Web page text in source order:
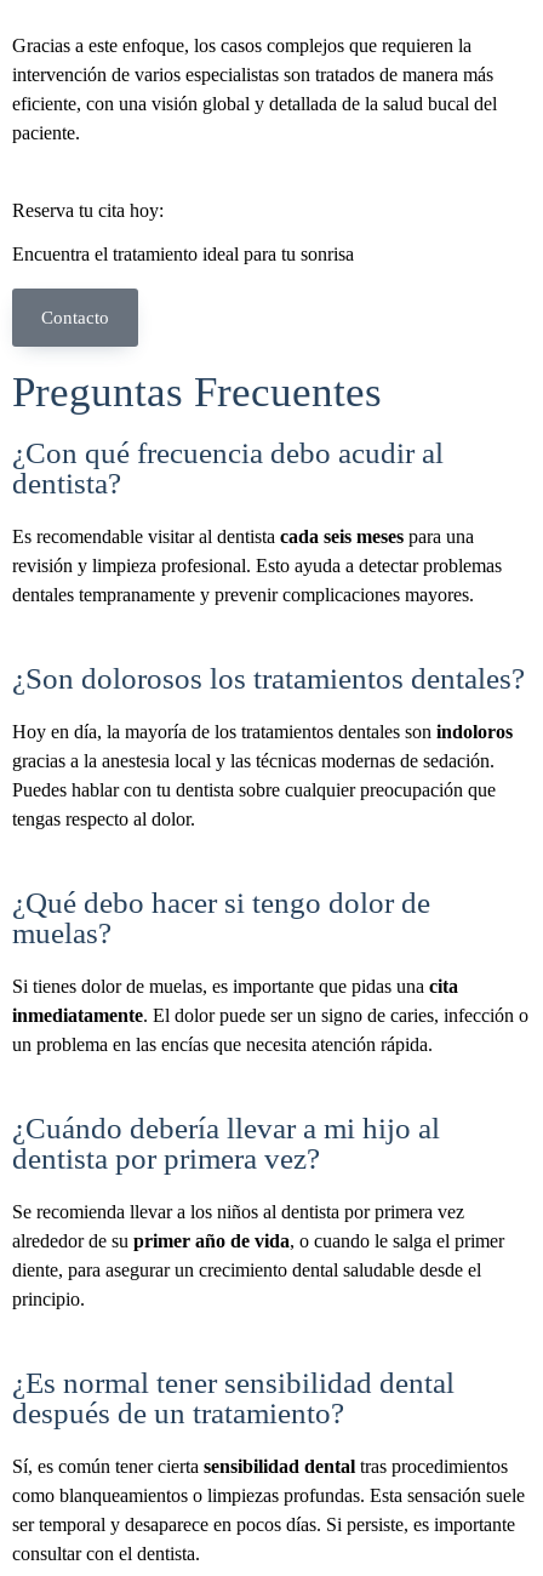
Gracias a este enfoque, los casos complejos que requieren la
intervención de varios especialistas son tratados de manera más
eficiente, con una visión global y detallada de la salud bucal del
paciente.
Reserva tu cita hoy:
Encuentra el tratamiento ideal para tu sonrisa
Contacto
Preguntas Frecuentes
¿Con qué frecuencia debo acudir al
dentista?
Es recomendable visitar al dentista cada seis meses para una
revisión y limpieza profesional. Esto ayuda a detectar problemas
dentales tempranamente y prevenir complicaciones mayores.
¿Son dolorosos los tratamientos dentales?
Hoy en día, la mayoría de los tratamientos dentales son indoloros
gracias a la anestesia local y las técnicas modernas de sedación.
Puedes hablar con tu dentista sobre cualquier preocupación que
tengas respecto al dolor.
¿Qué debo hacer si tengo dolor de
muelas?
Si tienes dolor de muelas, es importante que pidas una cita
inmediatamente. El dolor puede ser un signo de caries, infección o
un problema en las encías que necesita atención rápida.
¿Cuándo debería llevar a mi hijo al
dentista por primera vez?
Se recomienda llevar a los niños al dentista por primera vez
alrededor de su primer año de vida, o cuando le salga el primer
diente, para asegurar un crecimiento dental saludable desde el
principio.
¿Es normal tener sensibilidad dental
después de un tratamiento?
Sí, es común tener cierta sensibilidad dental tras procedimientos
como blanqueamientos o limpiezas profundas. Esta sensación suele
ser temporal y desaparece en pocos días. Si persiste, es importante
consultar con el dentista.